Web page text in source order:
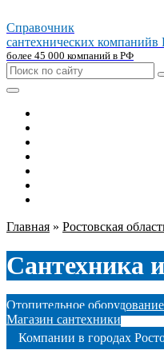
Справочник
сантехнических компанийв
более 45 000 компаний в РФ
Главная » Ростовская
Сантехника
Отопительное
Магазин сантехники
Компании в городах